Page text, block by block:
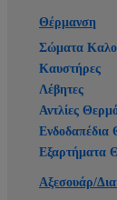
Θέρμανση
Σώματα
Καυστήρες
Λέβητες
Αντλίες
Ενδοδαπέδια
Εξαρτήματα
Αξεσουάρ/